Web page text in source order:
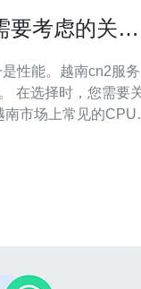
要考虑的关键